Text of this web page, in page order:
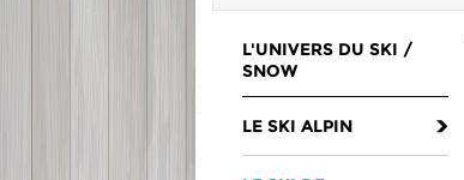
L'UNIVERS DU SKI /
SNOW
LE SKI ALPIN